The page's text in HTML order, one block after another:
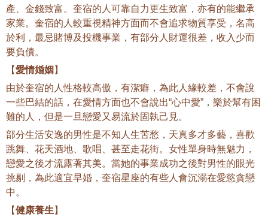
產、金錢致富。奎宿的人可靠自力更生致富，亦有的能繼承
家業。奎宿的人較重視精神方面而不會追求物質享受，名高
於利，最忌賭博及投機事業，有部分人財運很差，收入少而
要負債。
【愛情婚姻 】
由於奎宿的人性格較高傲，有潔癖，為此人緣較差，不會說
一些巴結的話，在愛情方面也不會說出“心中愛”，樂於幫有困
難的人，但是一旦戀愛又易流於固執己見。
部分生活安逸的男性是不知人生苦愁，天真多才多藝，喜歡
跳舞、花天酒地、歌唱、甚至走花街。女性單身時無魅力，
戀愛之後才流露著其美。當她的事業成功之後對男性的眼光
挑剔，為此適宜早婚，奎宿星座的有些人會沉溺在愛慾貪戀
中。
【健康養生 】